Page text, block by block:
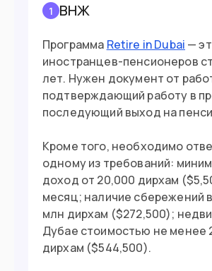
1 ВНЖ
Программа Retire in Dubai —
иностранцев-пенсионеров
лет. Нужен документ от
подтверждающий работу в
последующий выход на
Кроме того, необходимо
одному из требований:
доход от 20,000 дирхам
месяц; наличие сбережений
млн дирхам ($272,500);
Дубае стоимостью не менее
дирхам ($544,500).